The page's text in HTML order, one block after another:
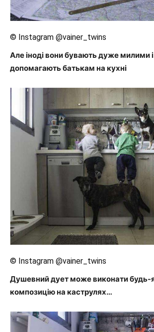
© Instagram @vainer_twins
Але іноді вони бувають дуже милими і
допомагають батькам на кухні
© Instagram @vainer_twins
Душевний дует може виконати будь-
композицію на каструлях…